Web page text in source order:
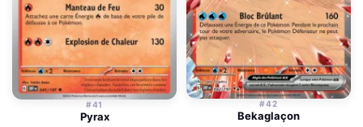
#41
Pyrax
#42
Bekaglaçon